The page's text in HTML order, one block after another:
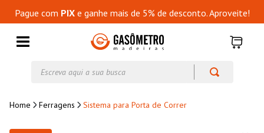
Pague com PIXe ganhe mais de 5% de desconto. Aproveite!
Ferragens Sistema para Porta de Correr